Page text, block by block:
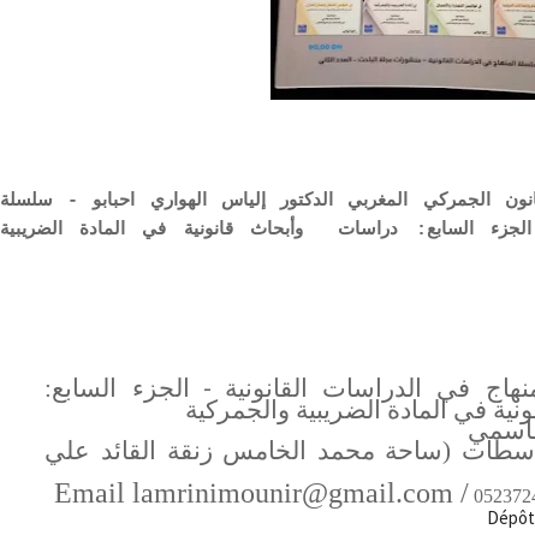
الجمركي المغربي الدكتور إلياس الهواري احبابو - سلسلة
السابع: دراسات وأبحاث قانونية في المادة الضريبية
في الدراسات القانونية - الجزء السابع:
في المادة الضريبية والجمركية
سطات (ساحة محمد الخامس زنقة القائد علي
/
Email lamrinimounir@gmail.com
Dépôt